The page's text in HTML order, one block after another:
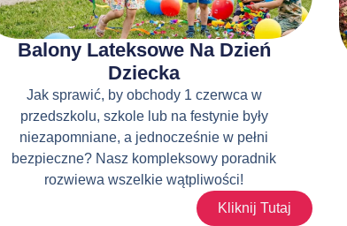
Balony Lateksowe Na Dzień
Dziecka
Jak sprawić, by obchody 1 czerwca w
przedszkolu, szkole lub na festynie były
niezapomniane, a jednocześnie w pełni
bezpieczne? Nasz kompleksowy poradnik
rozwiewa wszelkie wątpliwości!
Kliknij Tutaj